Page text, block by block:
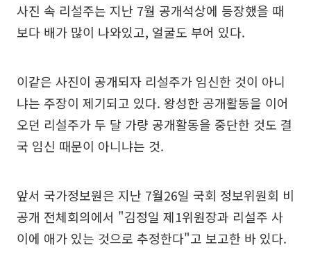
사진 속 리설주는 지난 7월 공개석상에 등장했을 때
보다 배가 많이 나와있고, 얼굴도 부어 있다.
이같은 사진이 공개되자 리설주가 임신한 것이 아니
냐는 주장이 제기되고 있다. 왕성한 공개활동을 이어
오던 리설주가 두 달 가량 공개활동을 중단한 것도 결
국 임신 때문이 아니냐는 것.
앞서 국가정보원은 지난 7월26일 국회 정보위원회 비
공개 전체회의에서 "김정일 제1위원장과 리설주 사
이에 애가 있는 것으로 추정한다"고 보고한 바 있다.